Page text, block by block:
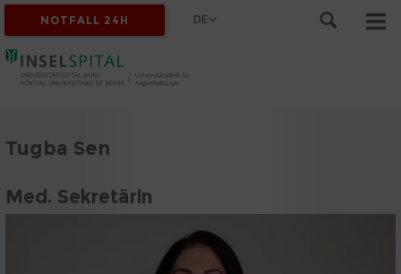
NOTFALL 24H DE
Tugba Sen
Med. Sekretärin